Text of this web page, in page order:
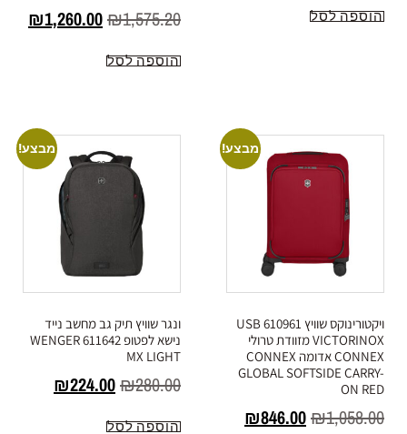
הוספה לסל ₪1,575.20
₪1,260.00
הוספה לסל
מבצע!
ויקטורינוקס שוויץ USB 610961
VICTORINOX מזוודת טרולי
CONNEX אדומה CONNEX
GLOBAL SOFTSIDE CARRY-
ON RED
₪1,058.00
₪846.00
מבצע!
ונגר שוויץ תיק גב מחשב נייד
נישא לפטופ 611642 WENGER
MX LIGHT
₪280.00
₪224.00
הוספה לסל